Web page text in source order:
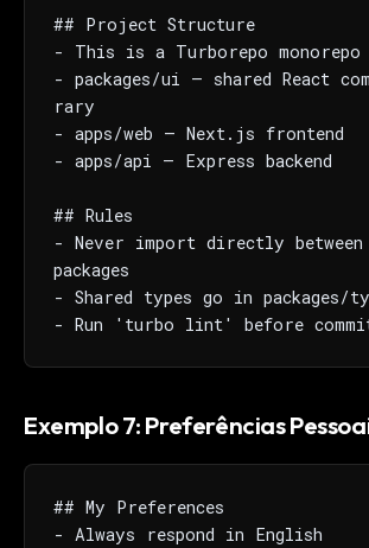
## Project Structure
- This is a Turborepo monorepo
- packages/ui — shared React
rary
- apps/web — Next.js frontend
- apps/api — Express backend
## Rules
- Never import directly between
packages
- Shared types go in packages/
- Run 'turbo lint' before
Exemplo 7: Preferências
## My Preferences
- Always respond in English